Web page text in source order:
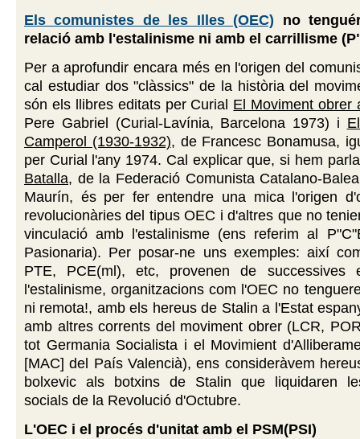
Els comunistes de les Illes (OEC) no
relació amb l'estalinisme ni amb el carrillisme
Per a aprofundir encara més en l'origen del
cal estudiar dos "clàssics" de la història del
són els llibres editats per Curial El Moviment obrer
Pere Gabriel (Curial-Lavínia, Barcelona 1973) i
Camperol (1930-1932), de Francesc Bonamusa,
per Curial l'any 1974. Cal explicar que, si hem
Batalla, de la Federació Comunista Catalano-
Maurín, és per fer entendre una mica l'origen
revolucionàries del tipus OEC i d'altres que no
vinculació amb l'estalinisme (ens referim al
Pasionaria). Per posar-ne uns exemples: així
PTE, PCE(ml), etc, provenen de successives
l'estalinisme, organitzacions com l'OEC no
ni remota!, amb els hereus de Stalin a l'Estat
amb altres corrents del moviment obrer (LCR,
tot Germania Socialista i el Movimient
[MAC] del País Valencià), ens consideràvem
bolxevic als botxins de Stalin que liquidaren
socials de la Revolució d'Octubre.
L'OEC i el procés d'unitat amb el PSM(PSI)